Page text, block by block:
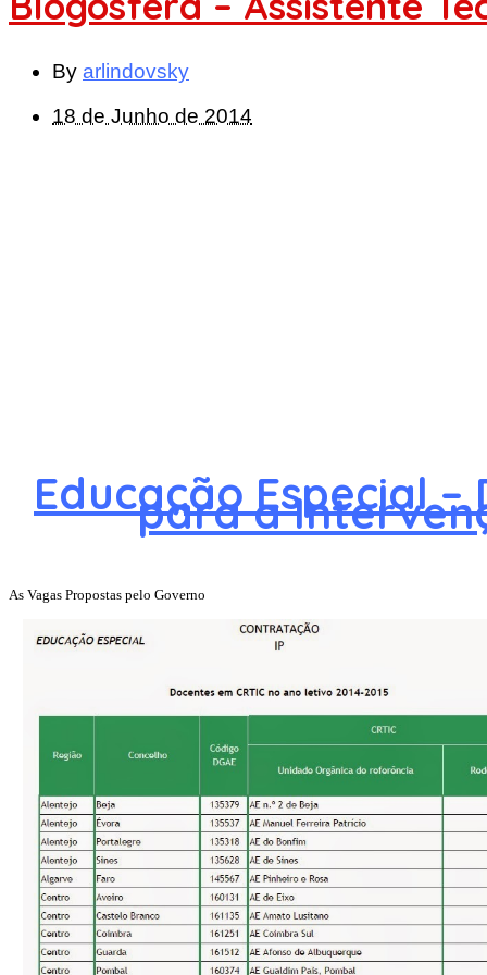
By arlindovsky
18 de Junho de 2014
Educação Especial
para a
As Vagas Propostas pelo Governo